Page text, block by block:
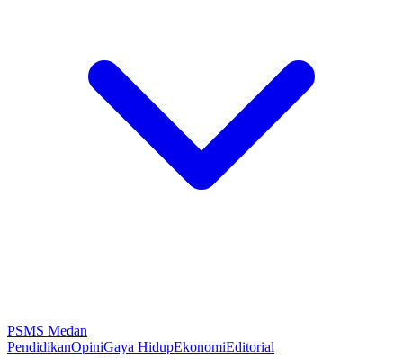
PSMS Medan
PendidikanOpiniGaya HidupEkonomiEditorial